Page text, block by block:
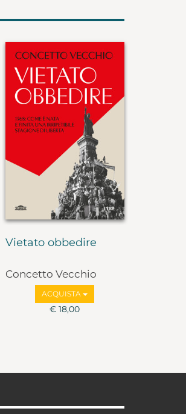
Vietato obbedire
Concetto Vecchio
ACQUISTA
€ 18,00